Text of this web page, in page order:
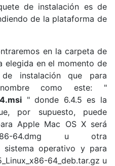
de instalación es de
de la plataforma de
en la carpeta de
elegida en el momento de
instalación que para
como este: "
" donde 6.4.5 es la
por supuesto, puede
Apple Mac OS X será
64.dmg u otra
sistema operativo y para
64_deb.tar.gz u